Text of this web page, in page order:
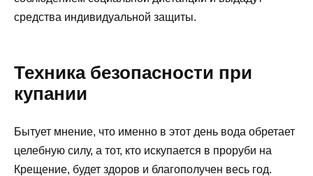
средства индивидуальной защиты.
Техника безопасности при
купании
Бытует мнение, что именно в этот день вода обретает
целебную силу, а тот, кто искупается в проруби на
Крещение, будет здоров и благополучен весь год.